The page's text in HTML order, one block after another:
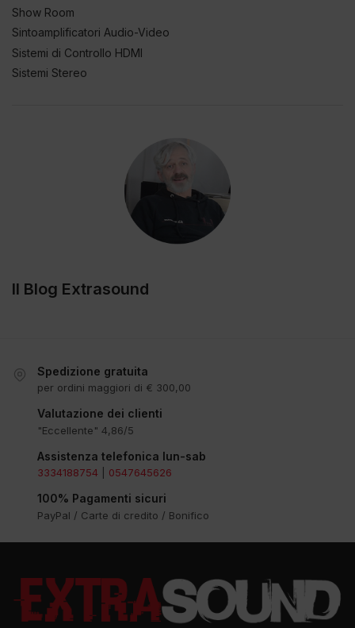
Show Room
Sintoamplificatori Audio-Video
Sistemi di Controllo HDMI
Sistemi Stereo
Il Blog Extrasound
Spedizione gratuita
per ordini maggiori di € 300,00
Valutazione dei clienti
"Eccellente" 4,86/5
Assistenza telefonica lun-sab
3334188754 0547645626
100% Pagamenti sicuri
PayPal / Carte di credito / Bonifico